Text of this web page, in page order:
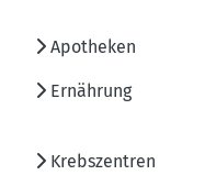
Apotheken
Ernährung
Krebszentren